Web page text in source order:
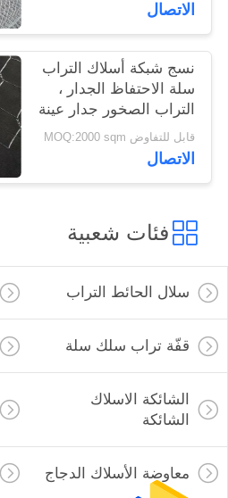
الاتصال
نسج شبكة أسلاك التراب
سلة الاحتفاظ الجدار ،
التراب الصخور جدار عينة
مجانية
قابل للتفاوض MOQ:2000 sqm
الاتصال
فئات شعبية
سلال الحائط التراب
قفّة تراب سلك سلة
الشائكة الاسلاك
الشائكة
معاوضة الأسلاك الدجاج